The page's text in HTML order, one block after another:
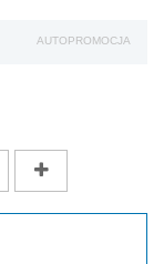
AUTOPROMOCJA